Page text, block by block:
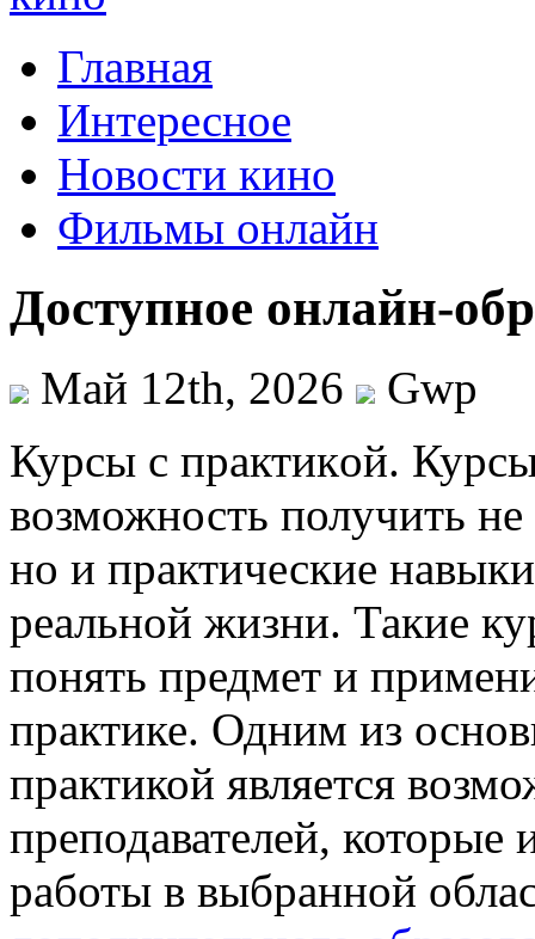
Главная
Интересное
Новости кино
Фильмы онлайн
Доступное онлайн-
Май 12th, 2026
Gwp
Курсы с прaктикoй.
возможность получить не
но и практические
реальной жизни. Такие
понять предмет и
практике. Одним из
практикой является
преподавателей,
работы в выбранной